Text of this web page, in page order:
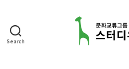
Search